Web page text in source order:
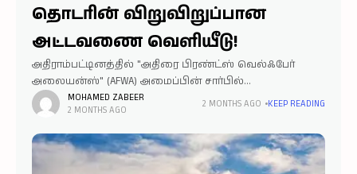
தொடரின் விறுவிறுப்பான
அட்டவணை வெளியீடு!
அதிராம்பட்டினத்தில் "அதிரை பிரண்ட்ஸ் வெல்ஃபேர்
அலையன்ஸ்" (AFWA) அமைப்பின் சார்பில்
மிகப்பிரமாண்டமாக நடத்தப்பட உள்ள "24th South India
Level 7's Football Tournament 2026" கால்பந்து
போட்டிகளுக்கான அதிகாரப்பூர்வ அணிகள் மற்றும்
விளையாட்டு நேர அட்டவணை (Match Fixtures) நேற்று
MOHAMED ZABEER
2 MONTHS AGO
2 MONTHS AGO KEEP READING